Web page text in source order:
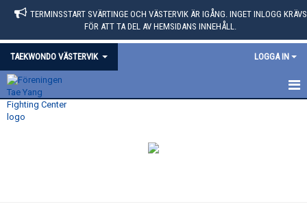
TERMINSSTART SVÄRTINGE OCH VÄSTERVIK ÄR IGÅNG. INGET INLOGG KRÄVS
FÖR ATT TA DEL AV HEMSIDANS INNEHÅLL.
TAEKWONDO VÄSTERVIK LOGGA IN
HEM